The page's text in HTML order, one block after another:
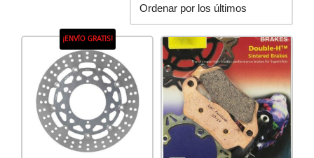
¡ENVÍO GRATIS!